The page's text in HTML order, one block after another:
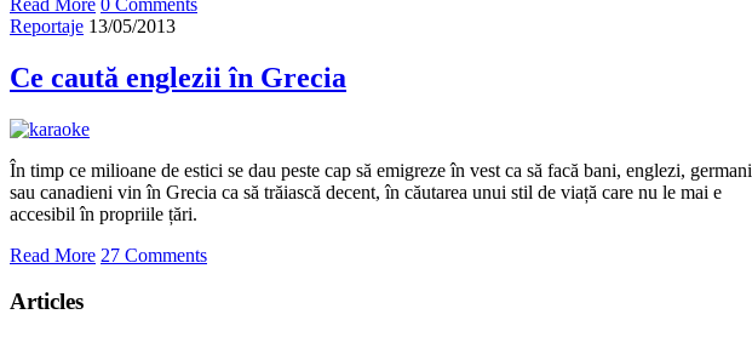
Read More 0 Comments
Reportaje 13/05/2013
Ce caută englezii în Grecia
În timp ce milioane de estici se dau peste cap să emigreze în vest ca să facă bani, englezi, germani
sau canadieni vin în Grecia ca să trăiască decent, în căutarea unui stil de viață care nu le mai e
accesibil în propriile țări.
Read More 27 Comments
Articles